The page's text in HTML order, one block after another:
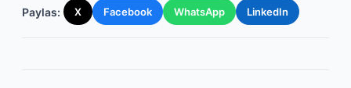
Paylas: X Facebook WhatsApp LinkedIn